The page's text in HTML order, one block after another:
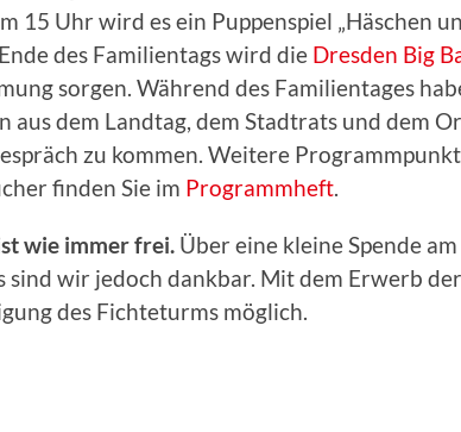
15 Uhr wird es ein Puppenspiel „Häschen
des Familientags wird die Dresden Big
sorgen. Während des Familientages
aus dem Landtag, dem Stadtrats und dem
zu kommen. Weitere
finden Sie im Programmheft.
wie immer frei. Über eine kleine Spende
sind wir jedoch dankbar. Mit dem Erwerb
des Fichteturms möglich.